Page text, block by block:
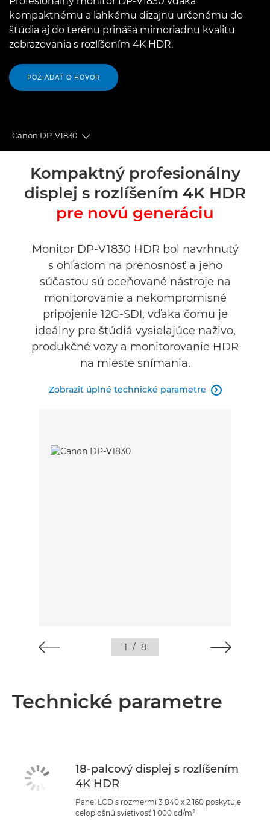
kompaktnému a ľahkému dizajnu určenému do
štúdia aj do terénu prináša mimoriadnu kvalitu
zobrazovania s rozlíšením 4K HDR.
POŽIADAŤ O HOVOR
Canon DP-V1830
Toggle breadcrumbs
Technické parametre
Kompaktný profesionálny
displej s rozlíšením 4K HDR
pre novú generáciu
Monitor DP-V1830 HDR bol navrhnutý
s ohľadom na prenosnosť a jeho
súčasťou sú oceňované nástroje na
monitorovanie a nekompromisné
pripojenie 12G-SDI, vďaka čomu je
ideálny pre štúdiá vysielajúce naživo,
produkčné vozy a monitorovanie HDR
na mieste snímania.
Zobraziť úplné technické parametre 
1 / 8
Technické parametre
18-palcový displej s rozlíšením
4K HDR
Panel LCD s rozmermi 3 840 x 2 160 poskytuje
celoplošnú svietivosť 1 000 cd/m²